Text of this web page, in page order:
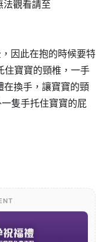
法觀看請至
因此在抱的時候要特
住寶寶的頸椎，一手
在換手，讓寶寶的頸
隻手托住寶寶的屁